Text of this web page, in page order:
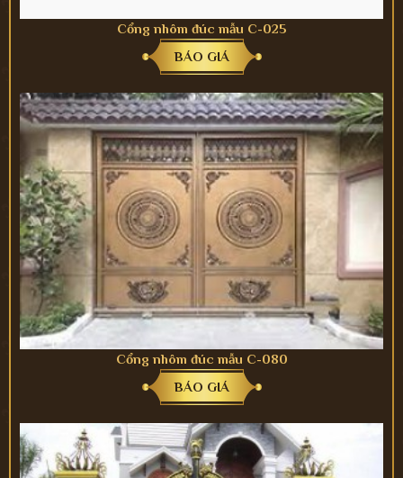
Cổng nhôm đúc mẫu C-025
BÁO GIÁ
Cổng nhôm đúc mẫu C-080
BÁO GIÁ